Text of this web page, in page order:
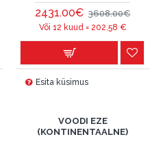
2431.00€ 3608.00€
Või 12 kuud = 202.58 €
Esita küsimus
VOODI EZE
(KONTINENTAALNE)